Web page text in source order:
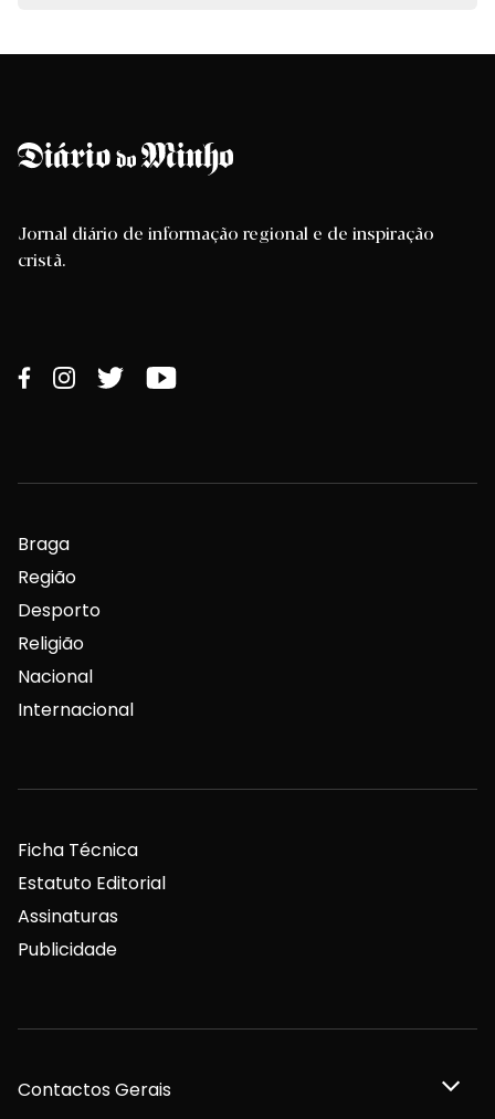
Jornal diário de informação regional e de inspiração
cristã.
Braga
Região
Desporto
Religião
Nacional
Internacional
Ficha Técnica
Estatuto Editorial
Assinaturas
Publicidade
Contactos Gerais